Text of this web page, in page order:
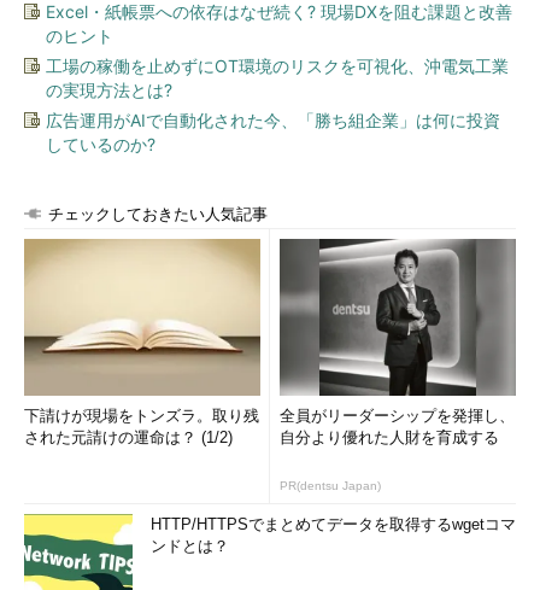
現金持ってるのと同じ「小切手」、将来
の約束「手形」via kwout
素朴な疑問」
をまだまだ募集中です。ぜひ、「記事でこれを解説
お茶でも飲みながら会計入門 インデックス
3次請けから2次請け、2次請けからプライムへの転職も？
先月は、転職を扱った記事が2本ランクインしました。
「IT業界 転職市場最前線」の「
福利厚生が充実の大手企業を
」では、2012年12月のIT業界転職市場状況を簡潔に
まとめています。多くの企業で、年度末に向けた採用の活発化が
見込まれています。
Excel・紙帳票への依存はなぜ続く? 現場DXを阻む課題と改善
のヒント
工場の稼働を止めずにOT環境のリスクを可視化、沖電気工業
の実現方法とは?
広告運用がAIで自動化された今、「勝ち組企業」は何に投資
しているのか?
チェックしておきたい人気記事
下請けが現場をトンズラ。取り残
された元請けの運命は？ (1/2)
全員がリーダーシップを発揮し、
自分より優れた人財を育成する
PR(dentsu Japan)
HTTP/HTTPSでまとめてデータを取得するwgetコマ
ンドとは？